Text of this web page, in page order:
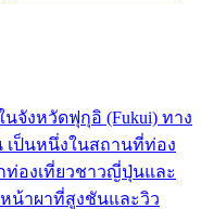
จังหวัดฟุกุอิ (Fukui) ทาง
ป็นหนึ่งในสถานที่ท่อง
ท่องเที่ยวชาวญี่ปุ่นและ
น้าผาที่สูงชันและวิว